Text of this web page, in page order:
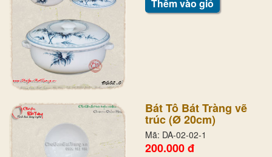
Thêm vào giỏ
Bát Tô Bát Tràng vẽ
trúc (Ø 20cm)
Mã: DA-02-02-1
200.000 đ